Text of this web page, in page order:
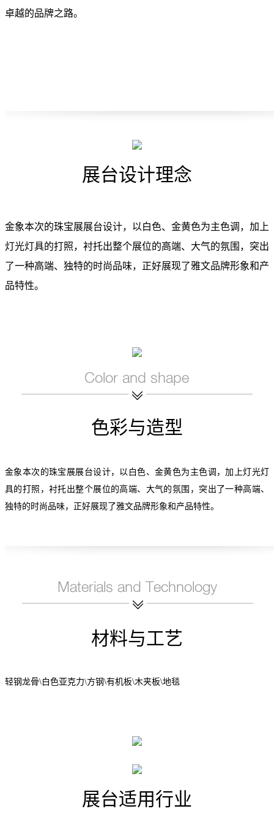
卓越的品牌之路。
展台设计理念
金象本次的珠宝展展台设计，以白色、金黄色为主色调，加上
灯光灯具的打照，衬托出整个展位的高端、大气的氛围，突出
了一种高端、独特的时尚品味，正好展现了雅文品牌形象和产
品特性。
色彩与造型
金象本次的珠宝展展台设计，以白色、金黄色为主色调，加上灯光灯
具的打照，衬托出整个展位的高端、大气的氛围，突出了一种高端、
独特的时尚品味，正好展现了雅文品牌形象和产品特性。
材料与工艺
轻钢龙骨\白色亚克力\方钢\有机板\木夹板\地毯
展台适用行业